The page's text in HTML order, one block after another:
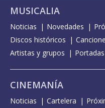
MUSICALIA
Noticias Novedades
Discos históricos
Artistas y grupos
Portadas
CINEMANÍA
Noticias Cartelera